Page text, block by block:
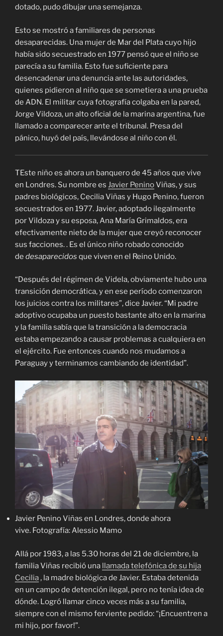
dotado, pudo dibujar una semejanza.
Esto se mostró a familiares de personas
desaparecidas. Una mujer de Mar del Plata cuyo hijo
había sido secuestrado en 1977 pensó que el niño se
parecía a su familia. Esto fue suficiente para
desencadenar una denuncia ante las autoridades,
quienes pidieron al niño que se sometiera a una prueba
de ADN. El militar cuya fotografía colgaba en la pared,
Jorge Vildoza, un alto oficial de la marina argentina, fue
llamado a comparecer ante el tribunal. Presa del
pánico, huyó del país, llevándose al niño con él.
TEste niño es ahora un banquero de 45 años que vive
en Londres. Su nombre es Javier PeninoViñas, y sus
padres biológicos, Cecilia Viñas y Hugo Penino, fueron
secuestrados en 1977. Javier, adoptado ilegalmente
por Vildoza y su esposa, Ana María Grimaldos, era
efectivamente nieto de la mujer que creyó reconocer
sus facciones. . Es el único niño robado conocido
de desaparecidos que viven en el Reino Unido.
“Después del régimen de Videla, obviamente hubo una
transición democrática, y en ese período comenzaron
los juicios contra los militares”, dice Javier. “Mi padre
adoptivo ocupaba un puesto bastante alto en la marina
y la familia sabía que la transición a la democracia
estaba empezando a causar problemas a cualquiera en
el ejército. Fue entonces cuando nos mudamos a
Paraguay y terminamos cambiando de identidad”.
Javier Penino Viñas en Londres, donde ahora
vive. Fotografía: Alessio Mamo
Allá por 1983, a las 5.30 horas del 21 de diciembre, la
familia Viñas recibió una llamada telefónica de su hija
Cecilia, la madre biológica de Javier. Estaba detenida
en un campo de detención ilegal, pero no tenía idea de
dónde. Logró llamar cinco veces más a su familia,
siempre con el mismo ferviente pedido: “¡Encuentren a
mi hijo, por favor!”.